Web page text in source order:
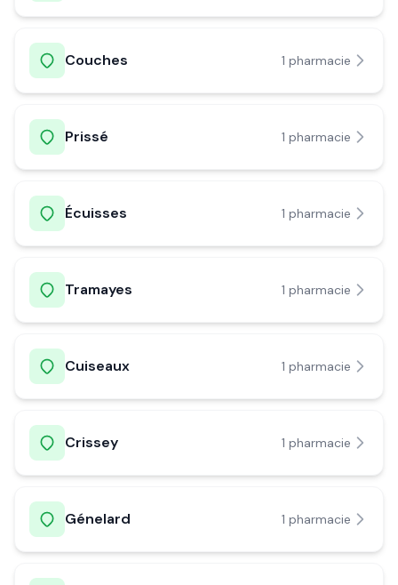
Couches 1 pharmacie
Prissé 1 pharmacie
Écuisses 1 pharmacie
Tramayes 1 pharmacie
Cuiseaux 1 pharmacie
Crissey 1 pharmacie
Génelard 1 pharmacie